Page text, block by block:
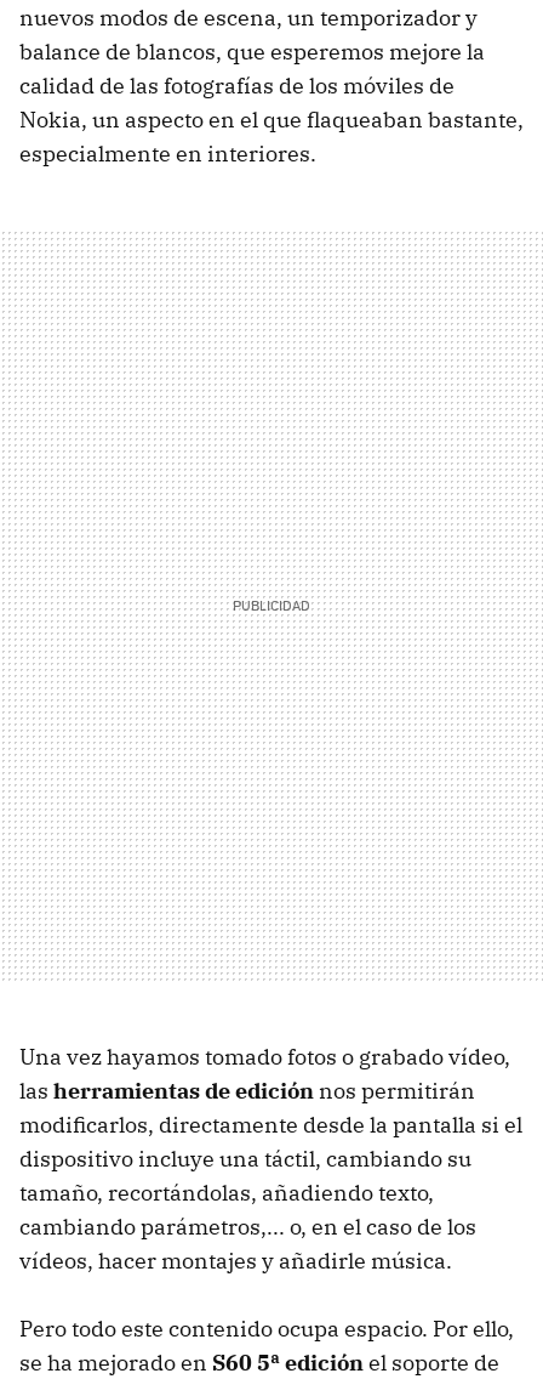
nuevos modos de escena, un temporizador y
balance de blancos, que esperemos mejore la
calidad de las fotografías de los móviles de
Nokia, un aspecto en el que flaqueaban bastante,
especialmente en interiores.
Una vez hayamos tomado fotos o grabado vídeo,
las herramientas de edición nos permitirán
modificarlos, directamente desde la pantalla si el
dispositivo incluye una táctil, cambiando su
tamaño, recortándolas, añadiendo texto,
cambiando parámetros,... o, en el caso de los
vídeos, hacer montajes y añadirle música.
Pero todo este contenido ocupa espacio. Por ello,
se ha mejorado en S60 5ª ediciónel soporte de